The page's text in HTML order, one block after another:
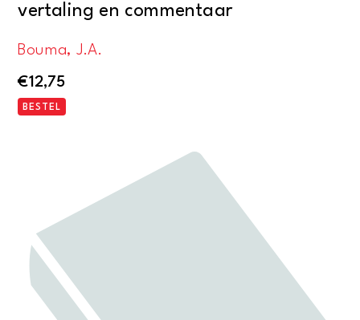
vertaling en commentaar
Bouma, J.A.
€12,75
BESTEL